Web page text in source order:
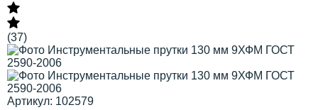
(37)
Артикул: 102579